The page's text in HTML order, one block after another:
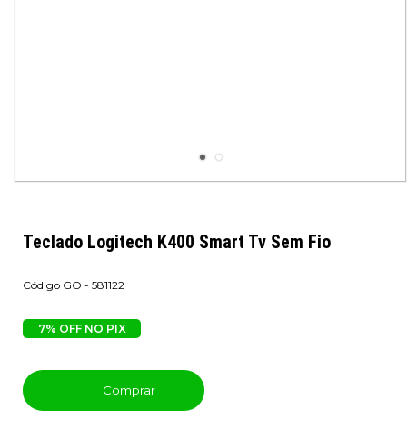
Teclado Logitech K400 Smart Tv Sem Fio
GO - 581122
7% OFF NO PIX
Comprar